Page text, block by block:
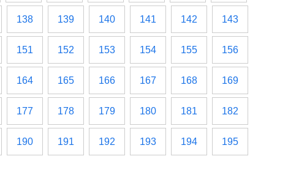
138 139 140 141 142 143
151 152 153 154 155 156
164 165 166 167 168 169
177 178 179 180 181 182
190 191 192 193 194 195